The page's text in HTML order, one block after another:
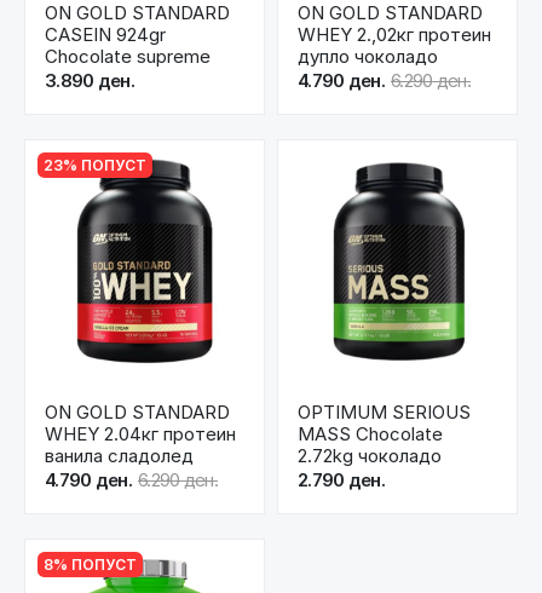
ON GOLD STANDARD
CASEIN 924gr
Chocolate supreme
3.890 ден.
ON GOLD STANDARD
WHEY 2.,02кг протеин
дупло чоколадо
4.790 ден. 6.290 ден.
23% ПОПУСТ
ON GOLD STANDARD
WHEY 2.04кг протеин
ванила сладолед
4.790 ден. 6.290 ден.
OPTIMUM SERIOUS
MASS Chocolate
2.72kg чоколадо
2.790 ден.
8% ПОПУСТ